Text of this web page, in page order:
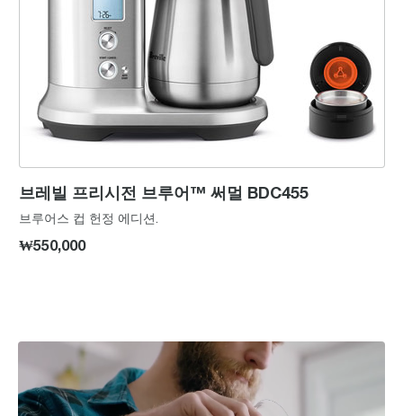
브레빌 프리시전 브루어™ 써멀 BDC455
브루어스 컵 헌정 에디션.
₩550,000